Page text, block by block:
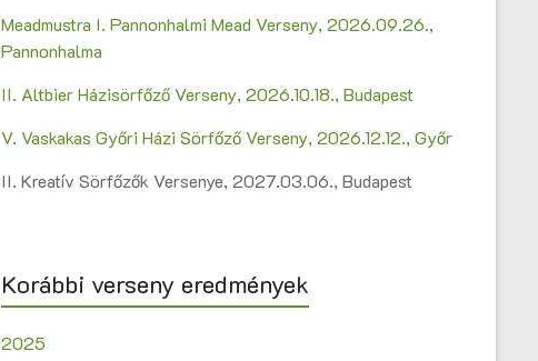
Meadmustra I. Pannonhalmi Mead Verseny, 2026.09.26.,
Pannonhalma
II. Altbier Házisörfőző Verseny, 2026.10.18., Budapest
V. Vaskakas Győri Házi Sörfőző Verseny, 2026.12.12., Győr
II. Kreatív Sörfőzők Versenye, 2027.03.06., Budapest
Korábbi verseny eredmények
2025